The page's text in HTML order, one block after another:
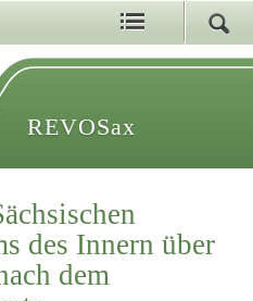
REVOSax
des Innern über
dem